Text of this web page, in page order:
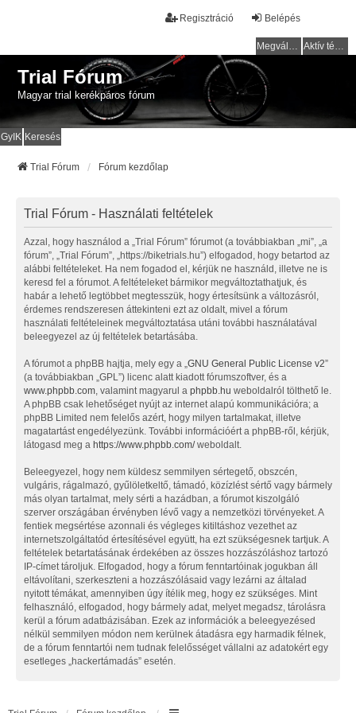
Belépés
Regisztráció
Megválaszolatlan témák Aktív témák
Trial Fórum
Magyar trial kerékpáros fórum
GyIK Keresés
Trial Fórum Fórum kezdőlap
Trial Fórum - Használati feltételek
Azzal, hogy használod a „Trial Fórum” fórumot (a továbbiakban „mi”, „a
fórum”, „Trial Fórum”, „https://biketrials.hu”) elfogadod, hogy betartod az
alábbi feltételeket. Ha nem fogadod el, kérjük ne használd, illetve ne is
keresd fel a fórumot. A feltételeket bármikor megváltoztathatjuk, és
habár a lehető legtöbbet megtesszük, hogy értesítsünk a változásról,
érdemes rendszeresen áttekinteni ezt az oldalt, mivel a fórum
használati feltételeinek megváltoztatása utáni további használatával
beleegyezel az új feltételek betartásába.
A fórumot a phpBB hajtja, mely egy a „ GNU General Public License v2”
(a továbbiakban „GPL”) licenc alatt kiadott fórumszoftver, és a
www.phpbb.com , valamint magyarul a phpbb.hu weboldalról tölthető le.
A phpBB csak lehetőséget nyújt az internet alapú kommunikációra; a
phpBB Limited nem felelős azért, hogy milyen tartalmakat, illetve
magatartást engedélyezünk. További információért a phpBB-ről, kérjük,
látogasd meg a https://www.phpbb.com/weboldalt.
Beleegyezel, hogy nem küldesz semmilyen sértegető, obszcén,
vulgáris, rágalmazó, gyűlöletkeltő, támadó, közízlést sértő vagy bármely
más olyan tartalmat, mely sérti a hazádban, a fórumot kiszolgáló
szerver országában érvényben lévő vagy a nemzetközi törvényeket. A
fentiek megsértése azonnali és végleges kitiltáshoz vezethet az
internetszolgáltatód értesítésével együtt, ha ezt szükségesnek tartjuk. A
feltételek betartatásának érdekében az összes hozzászóláshoz tartozó
IP-címet tároljuk. Elfogadod, hogy a fórum fenntartóinak jogukban áll
eltávolítani, szerkeszteni a hozzászólásaid vagy lezárni az általad
nyitott témákat, amennyiben úgy ítélik meg, hogy ez szükséges. Mint
felhasználó, elfogadod, hogy bármely adat, melyet megadsz, tárolásra
kerül a fórum adatbázisában. Ezek az információk a beleegyezésed
nélkül semmilyen módon nem kerülnek átadásra egy harmadik félnek,
de a fórum fenntartói nem tudnak felelősséget vállalni az adatokért egy
esetleges „hackertámadás” esetén.